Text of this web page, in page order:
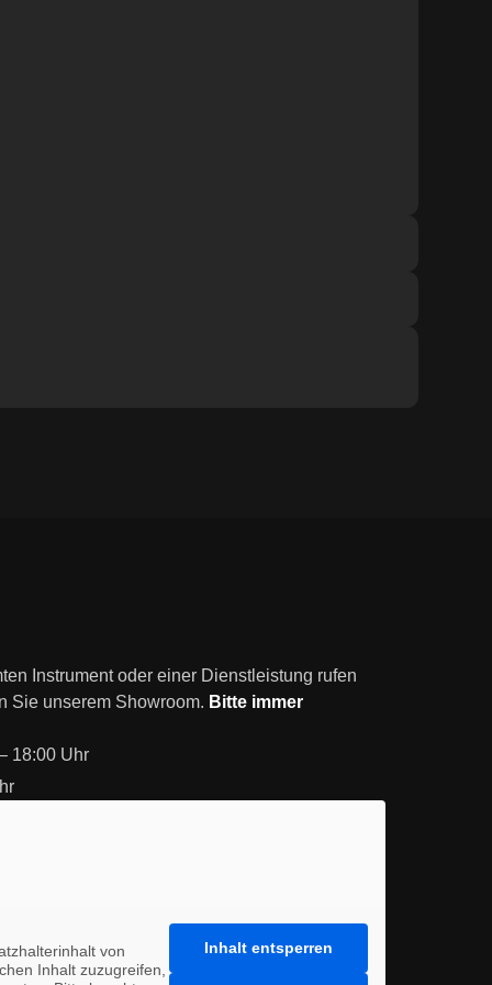
Instrument oder einer Dienstleistung rufen
Sie unserem Showroom. Bitte immer
18:00 Uhr
von
Inhalt zuzugreifen,
Inhalt entsperren